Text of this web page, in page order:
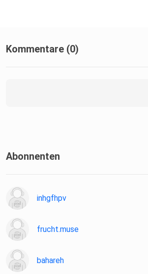
Kommentare (0)
Abonnenten
inhgfhpv
frucht.muse
bahareh